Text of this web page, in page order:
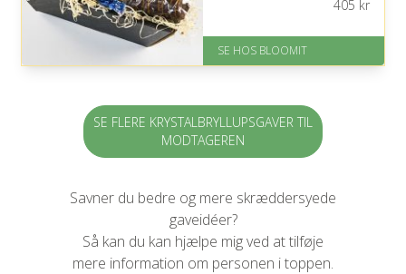
kendskab til deres smag kan
mindre personlige.
På lager
Fremragende Trustpilot rating
på 4.4 ud af 5
405 kr
SE HOS BLOOMIT
SE FLERE KRYSTALBRYLLUPSGAVER TIL
MODTAGEREN
Savner du bedre og mere skræddersyede
gaveidéer?
Så kan du kan hjælpe mig ved at tilføje
mere information om personen i toppen.